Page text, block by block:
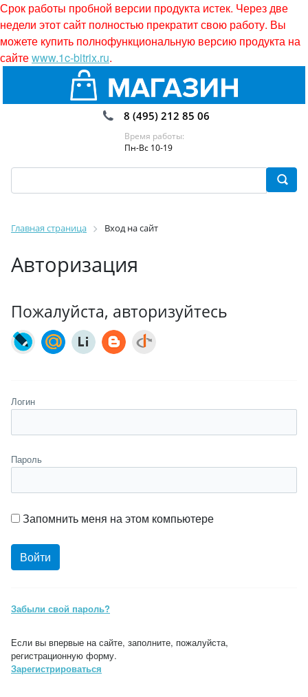
Срок работы пробной версии продукта истек. Через две
недели этот сайт полностью прекратит свою работу. Вы
можете купить полнофункциональную версию продукта на
сайтеwww.1c-bitrix.ru.
8 (495) 212 85 06
Время работы:
Пн-Вс 10-19
Главная страница Вход на сайт
Авторизация
Пожалуйста, авторизуйтесь
Логин
Пароль
Запомнить меня на этом компьютере
Забыли свой пароль?
Если вы впервые на сайте, заполните, пожалуйста,
регистрационную форму.
Зарегистрироваться